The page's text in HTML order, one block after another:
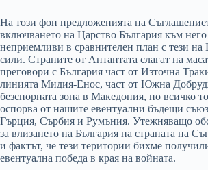
На този фон предложенията на
включването на Царство България към
неприемливи в сравнителен план с тези на
сили. Страните от Антантата слагат на
преговори с България част от Източна
линията Мидия-Енос, част от Южна
безспорната зона в Македония, но всичко
оспорва от нашите евентуални бъдещи
Гърция, Сърбия и Румъния. Утежняващо
за влизането на България на страната на
и фактът, че тези територии бихме
евентуална победа в края на войната.